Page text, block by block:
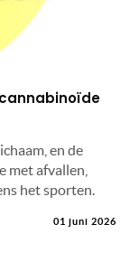
en de
met afvallen,
het sporten.
01 juni 2026